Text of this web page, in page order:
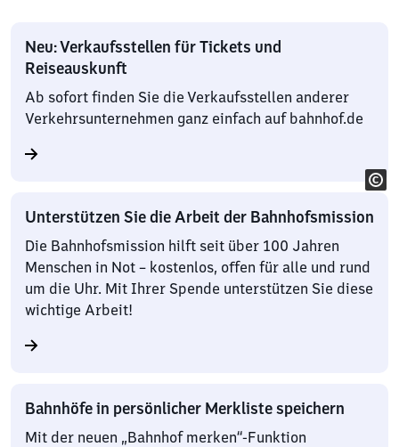
Neu: Verkaufsstellen für Tickets und
Reiseauskunft
Ab sofort finden Sie die Verkaufsstellen anderer
Verkehrsunternehmen ganz einfach auf bahnhof.de
Unterstützen Sie die Arbeit der Bahnhofsmission
Die Bahnhofsmission hilft seit über 100 Jahren
Menschen in Not – kostenlos, offen für alle und rund
um die Uhr. Mit Ihrer Spende unterstützen Sie diese
wichtige Arbeit!
Bahnhöfe in persönlicher Merkliste speichern
Mit der neuen „Bahnhof merken“-Funktion